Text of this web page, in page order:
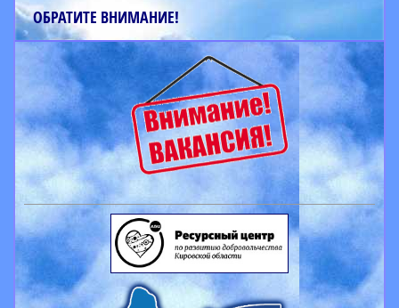
ОБРАТИТЕ ВНИМАНИЕ!